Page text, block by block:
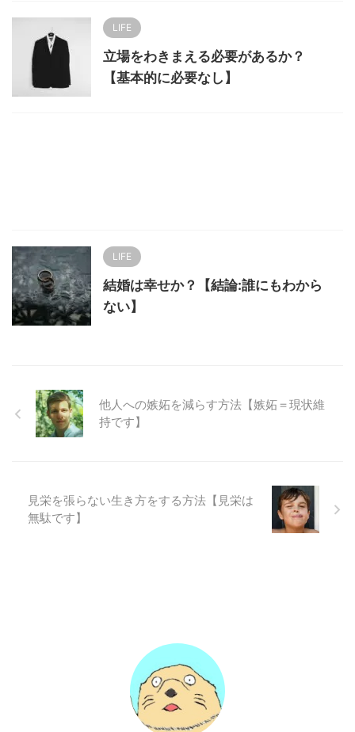
LIFE
立場をわきまえる必要があるか？
【基本的に必要なし】
LIFE
結婚は幸せか？【結論:誰にもわから
ない】
他人への嫉妬を減らす方法【嫉妬＝現状維
持です】
見栄を張らない生き方をする方法【見栄は
無駄です】